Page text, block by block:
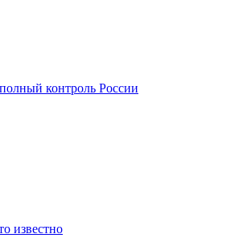
контроль России
известно